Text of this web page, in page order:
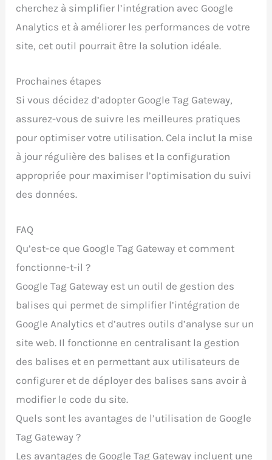
cherchez à simplifier l’intégration avec Google
Analytics et à améliorer les performances de votre
site, cet outil pourrait être la solution idéale.
Prochaines étapes
Si vous décidez d’adopter Google Tag Gateway,
assurez-vous de suivre les meilleures pratiques
pour optimiser votre utilisation. Cela inclut la mise
à jour régulière des balises et la configuration
appropriée pour maximiser l’optimisation du suivi
des données.
FAQ
Qu’est-ce que Google Tag Gateway et comment
fonctionne-t-il ?
Google Tag Gateway est un outil de gestion des
balises qui permet de simplifier l’intégration de
Google Analytics et d’autres outils d’analyse sur un
site web. Il fonctionne en centralisant la gestion
des balises et en permettant aux utilisateurs de
configurer et de déployer des balises sans avoir à
modifier le code du site.
Quels sont les avantages de l’utilisation de Google
Tag Gateway ?
Les avantages de Google Tag Gateway incluent une